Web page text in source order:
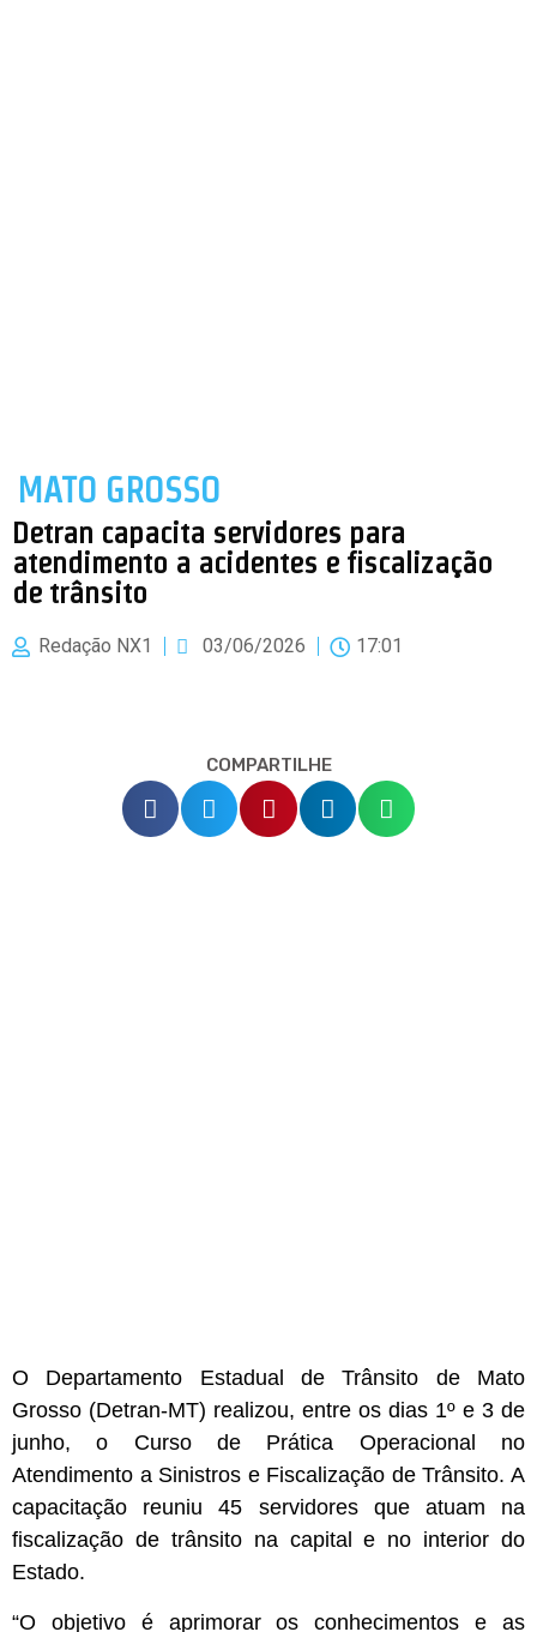
MATO GROSSO
Detran capacita servidores para
atendimento a acidentes e fiscalização
de trânsito
Redação NX1 03/06/2026 17:01
COMPARTILHE
O Departamento Estadual de Trânsito de Mato
Grosso (Detran-MT) realizou, entre os dias 1º e 3 de
junho, o Curso de Prática Operacional no
Atendimento a Sinistros e Fiscalização de Trânsito. A
capacitação reuniu 45 servidores que atuam na
fiscalização de trânsito na capital e no interior do
Estado.
“O objetivo é aprimorar os conhecimentos e as